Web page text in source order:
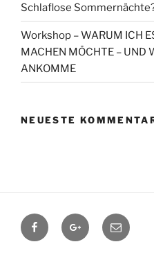
Schlaflose
Workshop – WARUM ICH
MACHEN MÖCHTE – UND
ANKOMME
NEUESTE
FacebookGoogle+Contact
me